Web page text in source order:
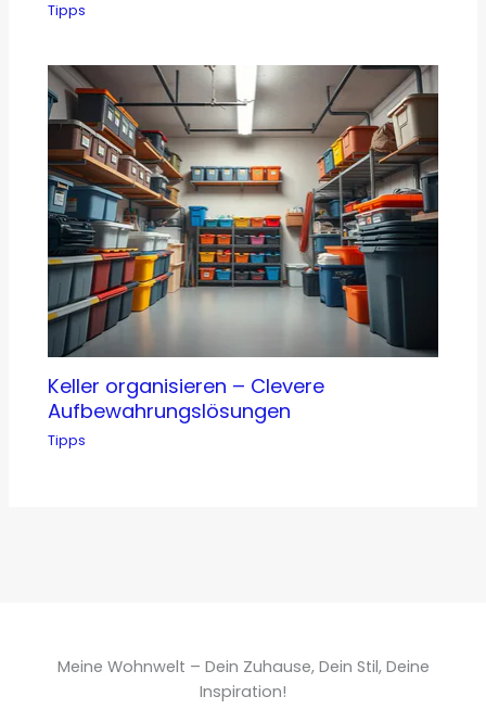
Tipps
Keller organisieren – Clevere
Aufbewahrungslösungen
Tipps
Meine Wohnwelt – Dein Zuhause, Dein Stil, Deine
Inspiration!